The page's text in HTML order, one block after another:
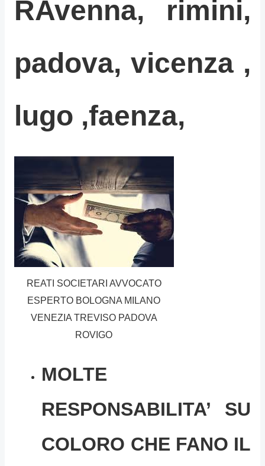
RAvenna, rimini,
padova, vicenza ,
lugo ,faenza,
REATI SOCIETARI AVVOCATO
ESPERTO BOLOGNA MILANO
VENEZIA TREVISO PADOVA
ROVIGO
MOLTE
RESPONSABILITA’ SU
COLORO CHE FANO IL